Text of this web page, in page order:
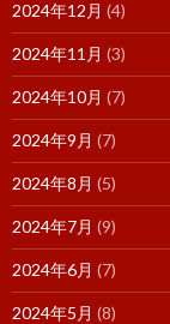
2024年12月 (4)
2024年11月 (3)
2024年10月 (7)
2024年9月 (7)
2024年8月 (5)
2024年7月 (9)
2024年6月 (7)
2024年5月 (8)